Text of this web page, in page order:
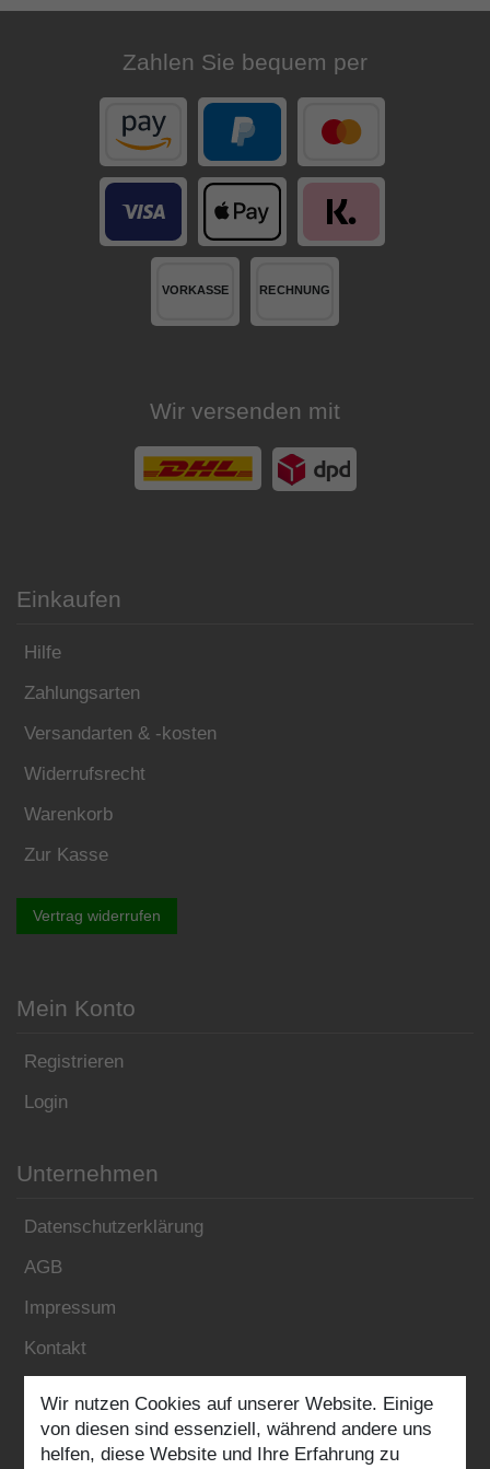
Zahlen Sie bequem per
Wir versenden mit
Einkaufen
Hilfe
Zahlungsarten
Versandarten & -kosten
Widerrufsrecht
Warenkorb
Zur Kasse
Vertrag widerrufen
Mein Konto
Registrieren
Login
Unternehmen
Datenschutzerklärung
AGB
Impressum
Kontakt
Folgen Sie uns:
Wir nutzen Cookies auf unserer Website. Einige
von diesen sind essenziell, während andere uns
helfen, diese Website und Ihre Erfahrung zu